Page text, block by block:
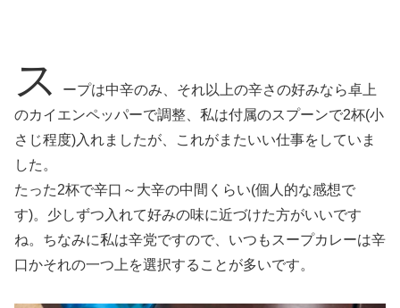
ス
ープは中辛のみ、それ以上の辛さの好みなら卓上
のカイエンペッパーで調整、私は付属のスプーンで2杯(小
さじ程度)入れましたが、これがまたいい仕事をしていま
した。
たった2杯で辛口～大辛の中間くらい(個人的な感想で
す)。少しずつ入れて好みの味に近づけた方がいいです
ね。ちなみに私は辛党ですので、いつもスープカレーは辛
口かそれの一つ上を選択することが多いです。